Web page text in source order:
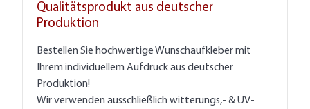
Qualitätsprodukt aus deutscher
Produktion
Bestellen Sie hochwertige Wunschaufkleber mit
Ihrem individuellem Aufdruck aus deutscher
Produktion!
Wir verwenden ausschließlich witterungs,- & UV-